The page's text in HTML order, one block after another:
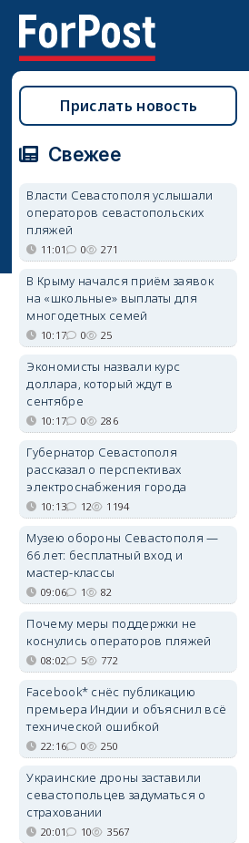
Прислать новость
Свежее
Власти Севастополя услышали
операторов севастопольских
пляжей
11:01 0 271
В Крыму начался приём заявок
на «школьные» выплаты для
многодетных семей
10:17 0 25
Экономисты назвали курс
доллара, который ждут в
сентябре
10:17 0 286
Губернатор Севастополя
рассказал о перспективах
электроснабжения города
10:13 12 1194
Музею обороны Севастополя —
66 лет: бесплатный вход и
мастер-классы
09:06 1 82
Почему меры поддержки не
коснулись операторов пляжей
08:02 5 772
Facebook* снёс публикацию
премьера Индии и объяснил всё
технической ошибкой
22:16 0 250
Украинские дроны заставили
севастопольцев задуматься о
страховании
20:01 10 3567